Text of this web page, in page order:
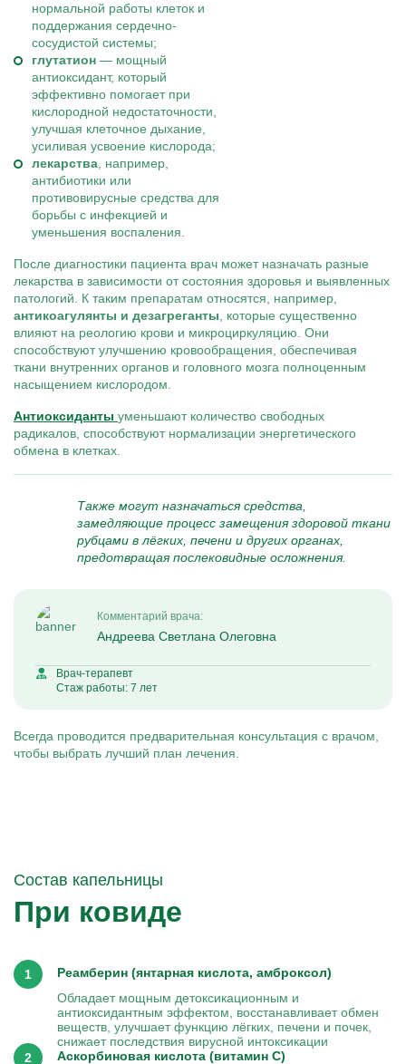
нормальной работы клеток и
поддержания сердечно-
сосудистой системы;
глутатион — мощный
антиоксидант, который
эффективно помогает при
кислородной недостаточности,
улучшая клеточное дыхание,
усиливая усвоение кислорода;
лекарства , например,
антибиотики или
противовирусные средства для
борьбы с инфекцией и
уменьшения воспаления.
После диагностики пациента врач может назначать разные
лекарства в зависимости от состояния здоровья и выявленных
патологий. К таким препаратам относятся, например,
антикоагулянты и дезагреганты , которые существенно
влияют на реологию крови и микроциркуляцию. Они
способствуют улучшению кровообращения, обеспечивая
ткани внутренних органов и головного мозга полноценным
насыщением кислородом.
Антиоксиданты уменьшают количество свободных
радикалов, способствуют нормализации энергетического
обмена в клетках.
Также могут назначаться средства,
замедляющие процесс замещения здоровой ткани
рубцами в лёгких, печени и других органах,
предотвращая послековидные осложнения.
Комментарий врача:
Андреева Светлана Олеговна
Врач-терапевт
Стаж работы: 7 лет
Всегда проводится предварительная консультация с врачом,
чтобы выбрать лучший план лечения.
Состав капельницы
При ковиде
Реамберин (янтарная кислота, амброксол)
Обладает мощным детоксикационным и
антиоксидантным эффектом, восстанавливает обмен
веществ, улучшает функцию лёгких, печени и почек,
снижает последствия вирусной интоксикации
Аскорбиновая кислота (витамин C)